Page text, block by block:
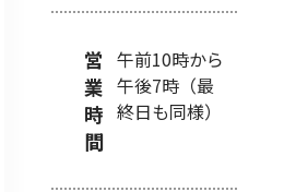
営
業
時
間
午前10時から
午後7時（最
終日も同様）